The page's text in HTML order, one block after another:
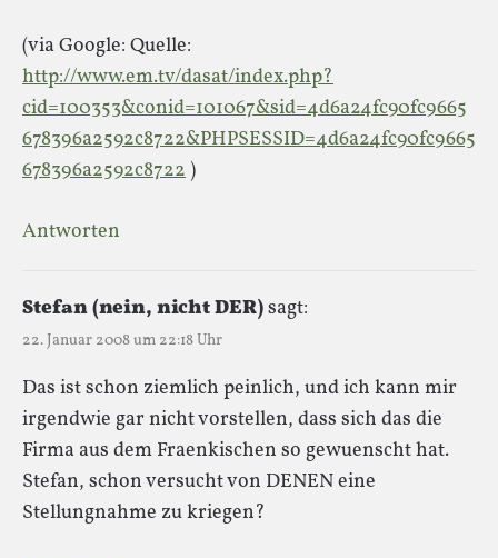
(via Google: Quelle:
http://www.em.tv/dasat/index.php?
cid=100353&conid=101067&sid=4d6a24fc90fc9665
678396a2592c8722&PHPSESSID=4d6a24fc90fc9665
678396a2592c8722 )
Antworten
Stefan (nein, nicht DER)sagt:
22. Januar 2008 um 22:18 Uhr
Das ist schon ziemlich peinlich, und ich kann mir
irgendwie gar nicht vorstellen, dass sich das die
Firma aus dem Fraenkischen so gewuenscht hat.
Stefan, schon versucht von DENEN eine
Stellungnahme zu kriegen?